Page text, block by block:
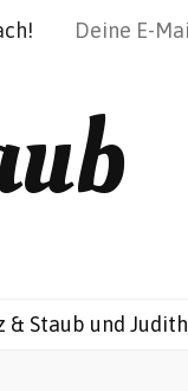
& Staub und Judith